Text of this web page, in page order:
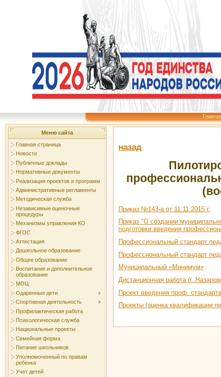
Меню сайта
Главная страница
Новости
Публичные доклады
Нормативные документы
Реализация проектов и программ
Административные регламенты
Методическая служба
Независимые оценочные
процедуры
Механизмы управления КО
ФГОС
Аттестация
Дошкольное образование
Общее образование
Воспитание и дополнительное
образование
МОЦ
Одаренные дети
Спортивная деятельность
Профилактическая работа
Психологическая служба
Национальные проекты
Семейная форма
Питание школьников
Уполномоченный по правам
ребенка
Учет детей
назад
Приказ №143-а от 11.11.2015 г.
Приказ "О создании
подготовки введения
Профессиональный стандарт
Профессиональный стандарт
Муниципальный «Минимум»
Дистанционная работа (г.
Проект введения проф. стандарта
Проекты (оценка квалификации